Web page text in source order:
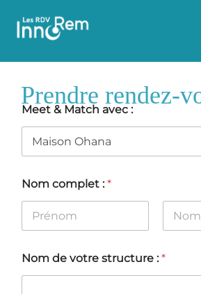
Prendre rendez-
Meet & Match avec :
M
e
t
d
v
Nom complet : *
Nom de votre structure : *